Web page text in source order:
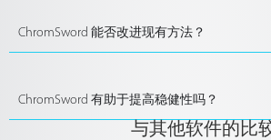
ChromSword 能否改进现有方法？
ChromSword 有助于提高稳健性吗？
与其他软件的比